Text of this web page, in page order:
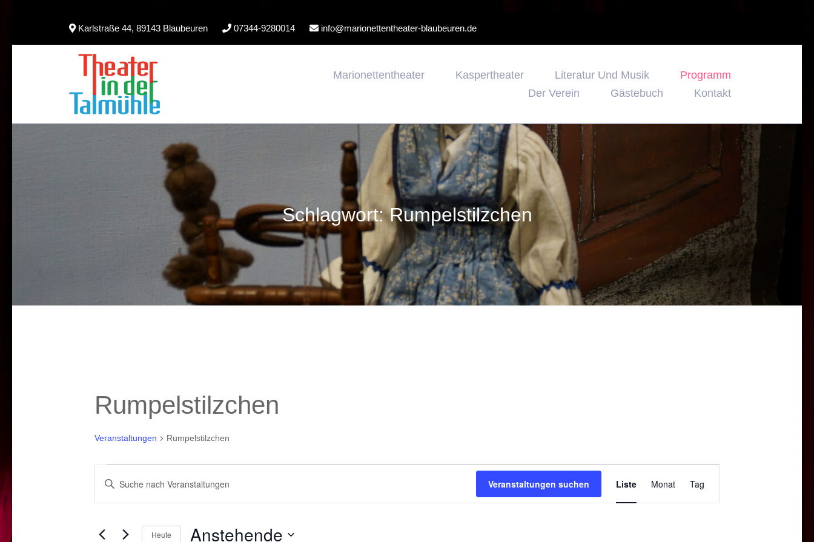
Karlstraße 44, 89143 Blaubeuren 07344-9280014 info@marionettentheater-blaubeuren.de
Marionettentheater Kaspertheater Literatur Und Musik
Programm
Der Verein
Gästebuch Kontakt
Schlagwort:Rumpelstilzchen
Rumpelstilzchen
Veranstaltungen Rumpelstilzchen
Veranstaltungen
Veranstaltungen
Suche
Bitte
Suche
Veranstaltungen suchen
Ansichten-
Liste Monat Tag
Heute Anstehende